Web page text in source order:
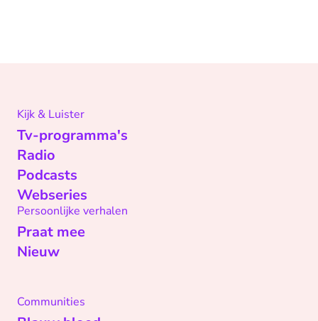
Kijk & Luister
Tv-programma's
Radio
Podcasts
Webseries
Persoonlijke verhalen
Praat mee
Nieuw
Communities